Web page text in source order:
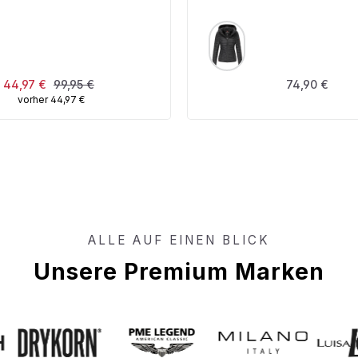
Verkaufspreis:
44,97 € Regulärer Preis:
99,95 €
vorher 44,97 €
FARBE
Regulärer
74,90 €
ALLE AUF EINEN BLICK
Unsere Premium Marken